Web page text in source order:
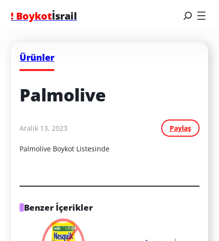
! Boykotİsrail
Ürünler
Palmolive
Aralık 13, 2023 Paylaş
Palmolive Boykot Listesinde
Benzer İçerikler